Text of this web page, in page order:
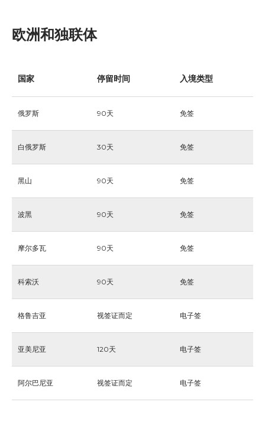
欧洲和独联体
国家 停留时间 入境类型
俄罗斯 90天 免签
白俄罗斯 30天 免签
黑山 90天 免签
波黑 90天 免签
摩尔多瓦 90天 免签
科索沃 90天 免签
格鲁吉亚 视签证而定 电子签
亚美尼亚 120天 电子签
阿尔巴尼亚 视签证而定 电子签